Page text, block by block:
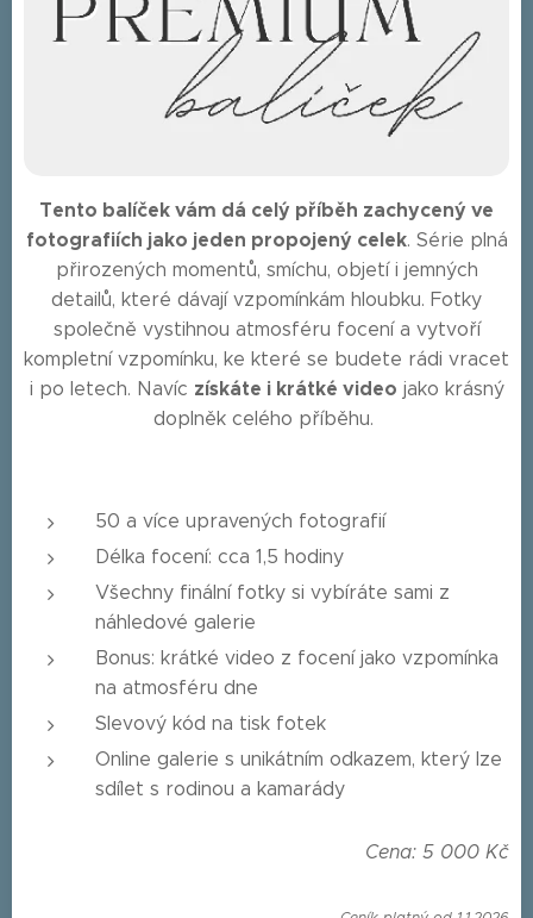
Tento balíček vám dá celý příběh zachycený ve
fotografiích jako jeden propojený celek. Série plná
přirozených momentů, smíchu, objetí i jemných
detailů, které dávají vzpomínkám hloubku. Fotky
společně vystihnou atmosféru focení a vytvoří
kompletní vzpomínku, ke které se budete rádi vracet
i po letech. Navíc získáte i krátké video jako krásný
doplněk celého příběhu.
50 a více upravených fotografií
Délka focení: cca 1,5 hodiny
Všechny finální fotky si vybíráte sami z
náhledové galerie
Bonus: krátké video z focení jako vzpomínka
na atmosféru dne
Slevový kód na tisk fotek
Online galerie s unikátním odkazem, který lze
sdílet s rodinou a kamarády
Cena: 5 000 Kč